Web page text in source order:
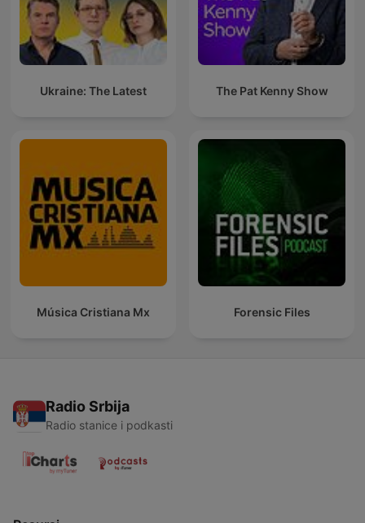
Ukraine: The Latest The Pat Kenny Show
Música Cristiana Mx Forensic Files
Radio Srbija
Radio stanice i podkasti